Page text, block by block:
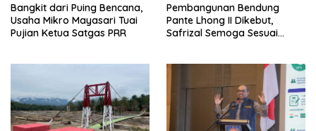
Bangkit dari Puing Bencana,
Usaha Mikro Mayasari Tuai
Pujian Ketua Satgas PRR
Pembangunan Bendung
Pante Lhong II Dikebut,
Safrizal Semoga Sesuai